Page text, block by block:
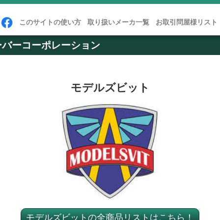
ーコーポレーション
このサイトの使い方 取り扱いメーカ一覧 お取引問屋様リスト
モデルズビット
モデルズビットの全商品リストはこちら！